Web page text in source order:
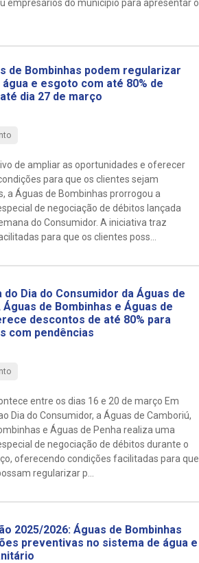
empresários do município para apresentar o
de Bombinhas podem regularizar
água e esgoto com até 80% de
dia 27 de março
de ampliar as oportunidades e oferecer
para que os clientes sejam
a Águas de Bombinhas prorrogou a
de negociação de débitos lançada
do Consumidor. A iniciativa traz
para que os clientes poss...
do Dia do Consumidor da Águas de
Águas de Bombinhas e Águas de
descontos de até 80% para
com pendências
entre os dias 16 e 20 de março Em
Dia do Consumidor, a Águas de Camboriú,
e Águas de Penha realiza uma
de negociação de débitos durante o
oferecendo condições facilitadas para que
regularizar p...
2025/2026: Águas de Bombinhas
preventivas no sistema de água e